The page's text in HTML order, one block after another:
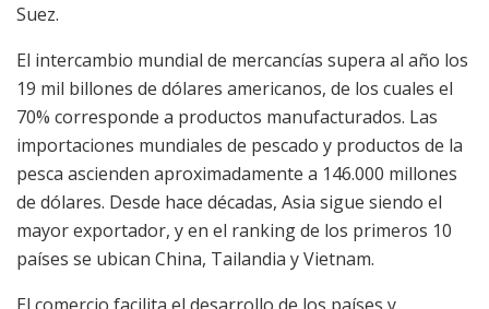
Suez.
El intercambio mundial de mercancías supera al año los
19 mil billones de dólares americanos, de los cuales el
70% corresponde a productos manufacturados. Las
importaciones mundiales de pescado y productos de la
pesca ascienden aproximadamente a 146.000 millones
de dólares. Desde hace décadas, Asia sigue siendo el
mayor exportador, y en el ranking de los primeros 10
países se ubican China, Tailandia y Vietnam.